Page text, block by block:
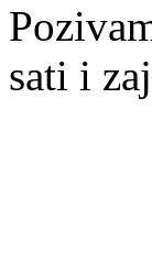
sati i